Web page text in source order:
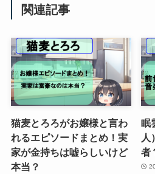
関連記事
猫麦とろろがお嬢様と言わ
れるエピソードまとめ！実
家が金持ちは嘘らしいけど
本当？
眠
人
者